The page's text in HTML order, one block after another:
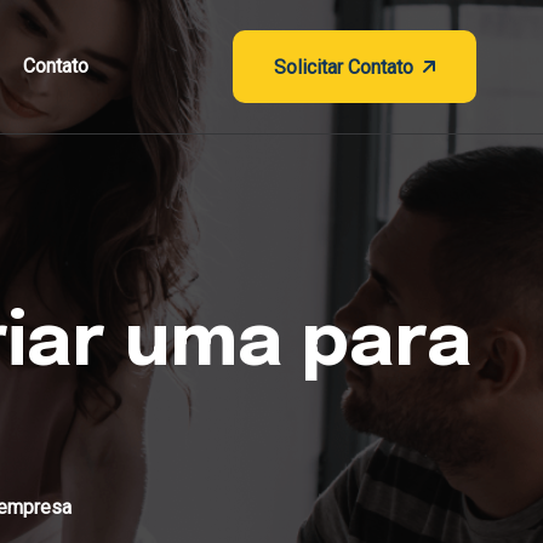
Contato Solicitar Contato
uma para